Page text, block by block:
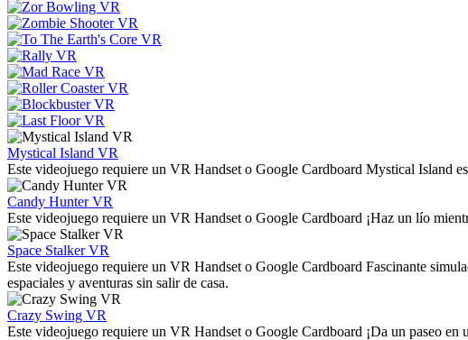
Mystical Island VR
Este videojuego requiere un VR Handset o Google Cardboard Mystical Island
Candy Hunter VR
Este videojuego requiere un VR Handset o Google Cardboard ¡Haz un lío
Space Stalker VR
Este videojuego requiere un VR Handset o Google Cardboard Fascinante
espaciales y aventuras sin salir de casa.
Crazy Swing VR
Este videojuego requiere un VR Handset o Google Cardboard ¡Da un paseo